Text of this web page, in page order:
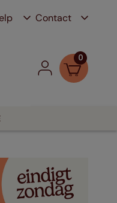
Contact
0